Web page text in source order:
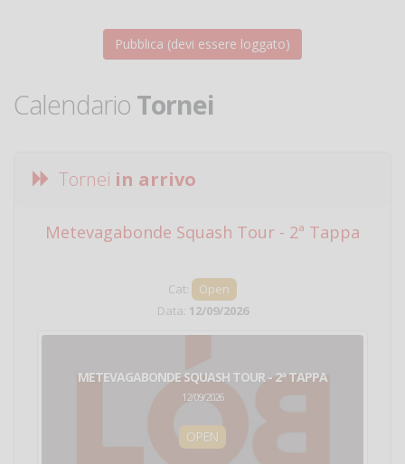
Calendario Tornei
Tornei in arrivo
Metevagabonde Squash Tour - 2ª Tappa
Cat:
Open
Data: 12/09/2026
METEVAGABONDE SQUASH TOUR - 2ª TAPPA
12/09/2026
OPEN